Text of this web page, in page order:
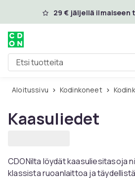
Ohita ja siirry pääsisältöön
29 € jäljellä ilmaiseen
Etsi tuotteita
Aloitussivu Kodinkoneet
Kaasuliedet
CDONilta löydät kaasuliesitasoja
klassista ruoanlaittoa ja